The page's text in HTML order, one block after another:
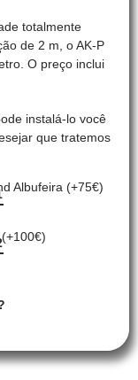
totalmente
de 2 m, o AK-P
O preço inclui
instalá-lo você
que tratemos
Albufeira (+75€)
(+100€)